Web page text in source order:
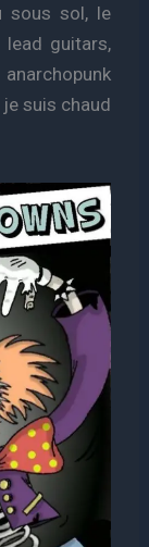
sous sol, le
guitars,
suis chaud